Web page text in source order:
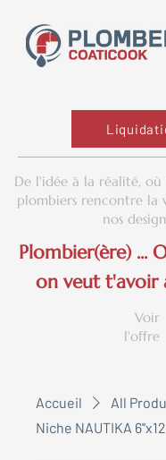
De l'idée à la réalité, où
plombiers rencontre la
nos
Plombier(ère) ...
on veut t'avoir
Voir
l'offre
Accueil
All
Niche NAUTIKA